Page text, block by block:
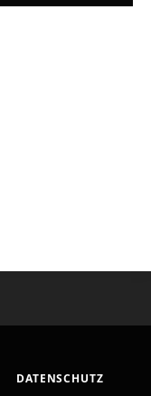
DATENSCHUTZ